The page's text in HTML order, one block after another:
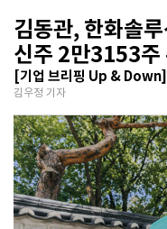
김동관, 한화솔
신주 2만3153주
[기업 브리핑 Up & Down]
김우정 기자